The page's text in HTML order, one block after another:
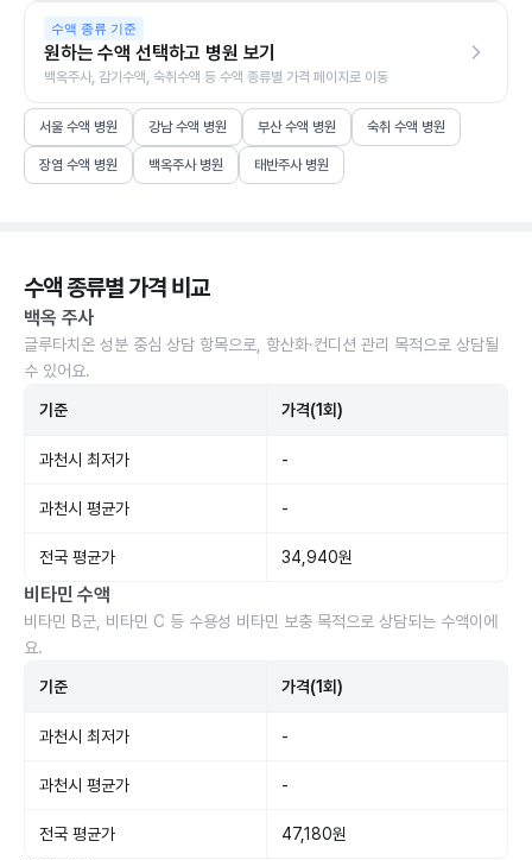
수액 종류 기준
원하는 수액 선택하고 병원 보기
백옥주사, 감기수액, 숙취수액 등 수액 종류별 가격 페이지로 이동
서울 수액 병원 강남 수액 병원 부산 수액 병원 숙취 수액 병원
장염 수액 병원 백옥주사 병원 태반주사 병원
수액 종류별 가격 비교
백옥 주사
글루타치온 성분 중심 상담 항목으로, 항산화·컨디션 관리 목적으로 상담될
수 있어요.
기준 가격(1회)
과천시 최저가 -
과천시 평균가 -
전국 평균가 34,940원
비타민 수액
비타민 B군, 비타민 C 등 수용성 비타민 보충 목적으로 상담되는 수액이에
요.
기준 가격(1회)
과천시 최저가 -
과천시 평균가 -
전국 평균가 47,180원